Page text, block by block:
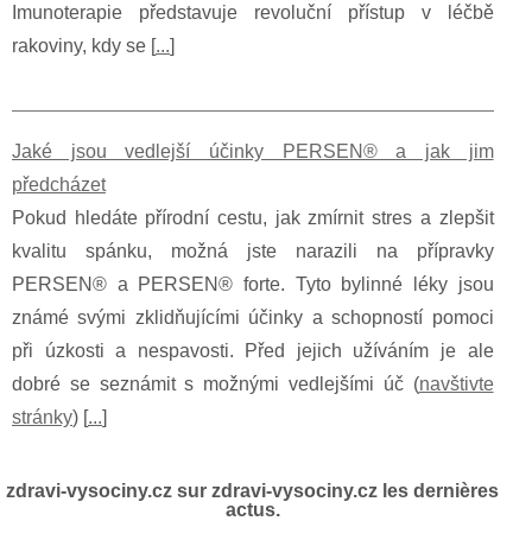
Imunoterapie představuje revoluční přístup v léčbě
rakoviny, kdy se [...]
Jaké jsou vedlejší účinky PERSEN® a jak jim
předcházet
Pokud hledáte přírodní cestu, jak zmírnit stres a zlepšit
kvalitu spánku, možná jste narazili na přípravky
PERSEN® a PERSEN® forte. Tyto bylinné léky jsou
známé svými zklidňujícími účinky a schopností pomoci
při úzkosti a nespavosti. Před jejich užíváním je ale
dobré se seznámit s možnými vedlejšími úč (navštivte
stránky) [...]
zdravi-vysociny.cz sur zdravi-vysociny.cz les dernières
actus.